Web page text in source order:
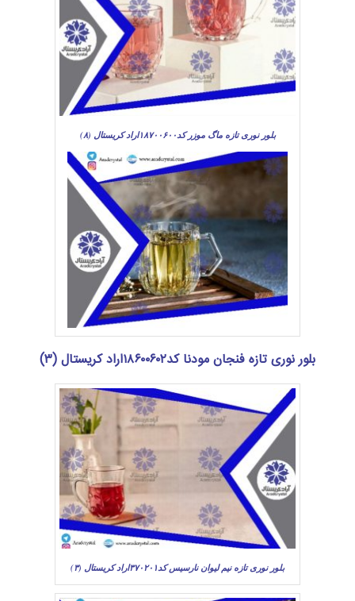
بلور نوری تازه ماگ موزر کد۱۸۷۰۰۶۰۰اراد کریستال (۸)
بلور نوری تازه فنجان مودنا کد۱۸۶۰۰۶۰۲اراد کریستال (۳)
بلور نوری تازه نیم لیوان نارسیس کد۳۷۰۲۰۱اراد کریستال (۳)